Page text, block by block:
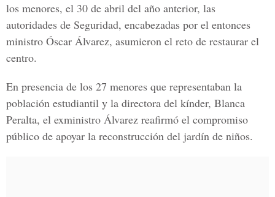
los menores, el 30 de abril del año anterior, las
autoridades de Seguridad, encabezadas por el entonces
ministro Óscar Álvarez, asumieron el reto de restaurar el
centro.
En presencia de los 27 menores que representaban la
población estudiantil y la directora del kínder, Blanca
Peralta, el exministro Álvarez reafirmó el compromiso
público de apoyar la reconstrucción del jardín de niños.